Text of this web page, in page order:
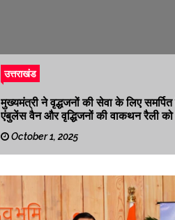
उत्तराखंड
मुख्यमंत्री ने वृद्धजनों की सेवा के लिए
एंबुलेंस वैन और वृद्धिजनों की वाकथन रैली को
दिखाकर रवाना किया
October 1, 2025